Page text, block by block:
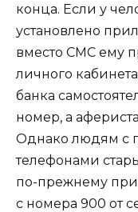
конца. Если у
установлено
вместо СМС ему
личного
банка
номер, а
Однако людям с
телефонами
по-прежнему
с номера 900 от